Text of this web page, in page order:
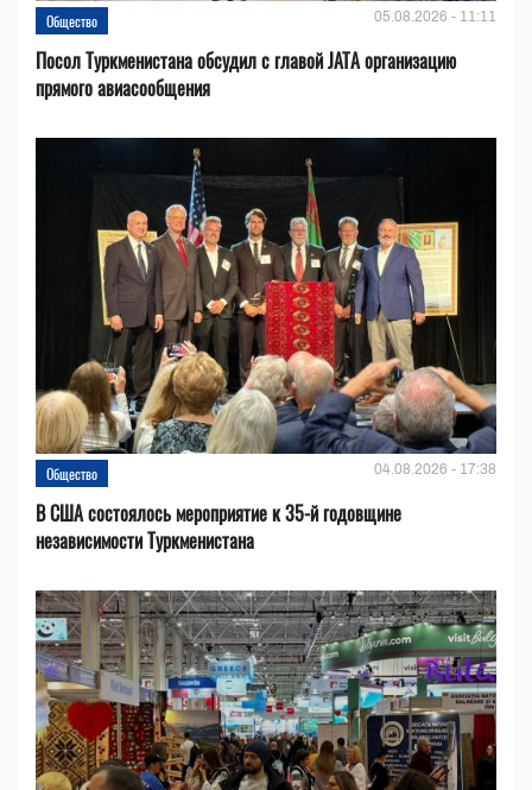
Общество 05.08.2026 - 11:11
Посол Туркменистана обсудил с главой JATA организацию
прямого авиасообщения
Общество 04.08.2026 - 17:38
В США состоялось мероприятие к 35-й годовщине
независимости Туркменистана